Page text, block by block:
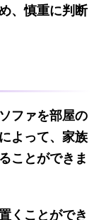
、慎重に判断
ファを部屋の
よって、家族
ことができま
くことができ